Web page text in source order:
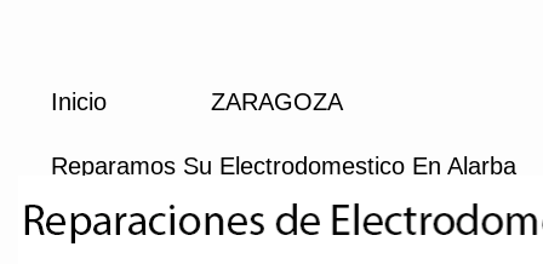
Inicio ZARAGOZA
Reparamos Su Electrodomestico En Alarba